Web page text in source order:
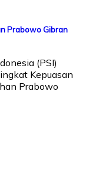
Prabowo Gibran
(PSI)
Kepuasan
Prabowo